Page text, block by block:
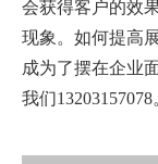
会获得客户的效
现象。如何提高
成为了摆在企业
我们13203157078